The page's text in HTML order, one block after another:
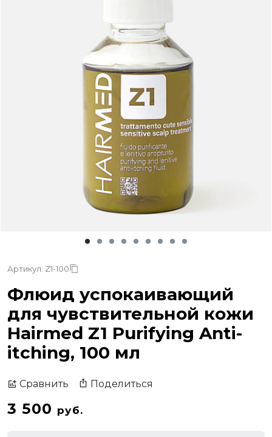
Артикул: Z1-100
Флюид успокаивающий
для чувствительной кожи
Hairmed Z1 Purifying Anti-
itching, 100 мл
Сравнить Поделиться
3 500 руб.